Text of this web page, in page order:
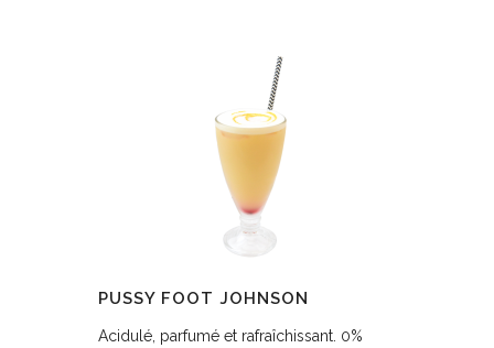
PUSSY FOOT JOHNSON
Acidulé, parfumé et rafraîchissant. 0%